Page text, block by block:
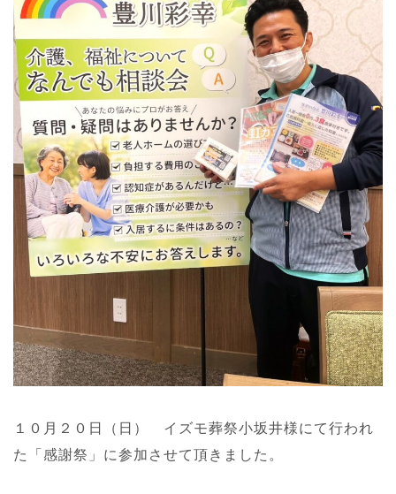
１０月２０日（日） イズモ葬祭小坂井様にて行われ
た「感謝祭」に参加させて頂きました。